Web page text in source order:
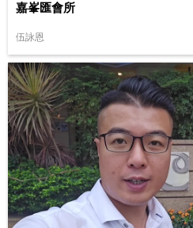
嘉峯匯會所
伍詠恩